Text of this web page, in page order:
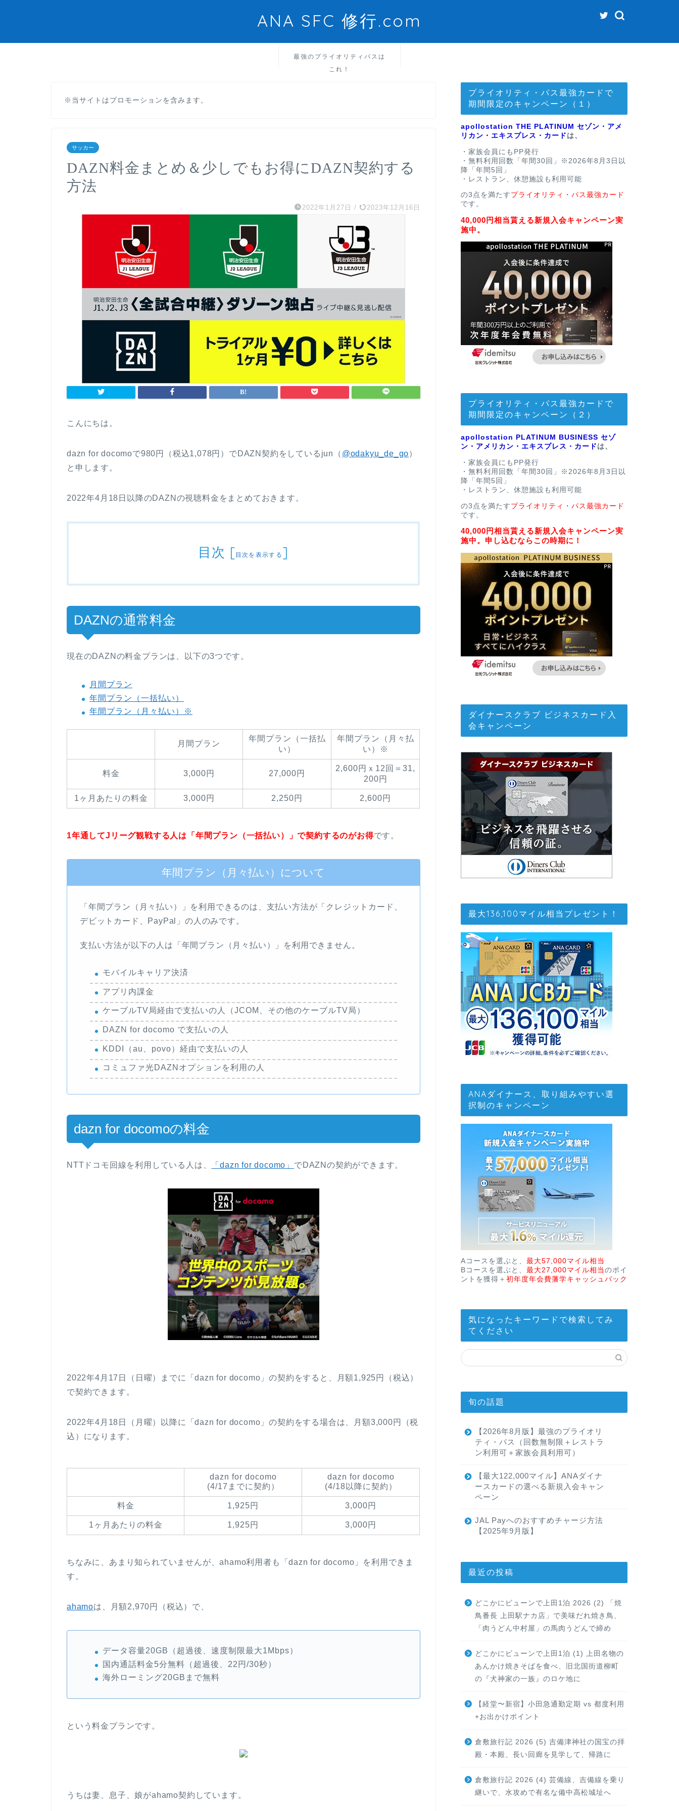
ANA SFC 修行.com
最強のプライオリティパスは
これ！
※当サイトはプロモーションを含みます。
サッカー
DAZN料金まとめ＆少しでもお得にDAZN契約する
方法
2022年1月27日 / 2023年12月16日
こんにちは。
dazn for docomoで980円（税込1,078円）でDAZN契約をしているjun（ @odakyu_de_go）
と申します。
2022年4月18日以降のDAZNの視聴料金をまとめておきます。
目次 [目次を表示する ]
DAZNの通常料金
現在のDAZNの料金プランは、以下の3つです。
月間プラン
年間プラン（一括払い）
年間プラン（月々払い）※
月間プラン
年間プラン（一括払
い）
年間プラン（月々払
い）※
料金 3,000円 27,000円
2,600円ｘ12回＝31,
200円
1ヶ月あたりの料金 3,000円 2,250円 2,600円
1年通してJリーグ観戦する人は「年間プラン（一括払い）」で契約するのがお得です。
年間プラン（月々払い）について
「年間プラン（月々払い）」を利用できるのは、支払い方法が「クレジットカード、
デビットカード、PayPal」の人のみです。
支払い方法が以下の人は「年間プラン（月々払い）」を利用できません。
モバイルキャリア決済
アプリ内課金
ケーブルTV局経由で支払いの人（JCOM、その他のケーブルTV局）
DAZN for docomo で支払いの人
KDDI（au、povo）経由で支払いの人
コミュファ光DAZNオプションを利用の人
dazn for docomoの料金
NTTドコモ回線を利用している人は、 「dazn for docomo」 でDAZNの契約ができます。
2022年4月17日（日曜）までに「dazn for docomo」の契約をすると、月額1,925円（税込）
で契約できます。
2022年4月18日（月曜）以降に「dazn for docomo」の契約をする場合は、月額3,000円（税
込）になります。
dazn for docomo
(4/17までに契約）
dazn for docomo
(4/18以降に契約）
料金 1,925円 3,000円
1ヶ月あたりの料金 1,925円 3,000円
ちなみに、あまり知られていませんが、ahamo利用者も「dazn for docomo」を利用できま
す。
ahamoは、月額2,970円（税込）で、
データ容量20GB（超過後、速度制限最大1Mbps）
国内通話料金5分無料（超過後、22円/30秒）
海外ローミング20GBまで無料
という料金プランです。
うちは妻、息子、娘がahamo契約しています。
プライオリティ・パス最強カードで
期間限定のキャンペーン（１）
apollostation THE PLATINUM セゾン・アメ
リカン・エキスプレス・カード は、
・家族会員にもPP発行
・無料利用回数「年間30回」※2026年8月3日以
降「年間5回」
・レストラン、休憩施設も利用可能
の3点を満たす プライオリティ・パス最強カード
です。
40,000円相当貰える新規入会キャンペーン実
施中。
プライオリティ・パス最強カードで
期間限定のキャンペーン（２）
apollostation PLATINUM BUSINESS セゾ
ン・アメリカン・エキスプレス・カード は、
・家族会員にもPP発行
・無料利用回数「年間30回」※2026年8月3日以
降「年間5回」
・レストラン、休憩施設も利用可能
の3点を満たす プライオリティ・パス最強カード
です。
40,000円相当貰える新規入会キャンペーン実
施中。申し込むならこの時期に！
ダイナースクラブ ビジネスカード入
会キャンペーン
最大136,100マイル相当プレゼント！
ANAダイナース、取り組みやすい選
択制のキャンペーン
Aコースを選ぶと、 最大57,000マイル相当
Bコースを選ぶと、 最大27,000マイル相当 のポイ
ントを獲得＋ 初年度年会費藩学キャッシュバック
気になったキーワードで検索してみ
てください
旬の話題
【2026年8月版】最強のプライオリ
ティ・パス（回数無制限＋レストラ
ン利用可＋家族会員利用可）
【最大122,000マイル】ANAダイナ
ースカードの選べる新規入会キャン
ペーン
JAL Payへのおすすめチャージ方法
【2025年9月版】
最近の投稿
どこかにビューンで上田1泊 2026 (2) 「焼
鳥番長 上田駅ナカ店」で美味だれ焼き鳥、
「肉うどん中村屋」の馬肉うどんで締め
どこかにビューンで上田1泊 (1) 上田名物の
あんかけ焼きそばを食べ、旧北国街道柳町
の『犬神家の一族』のロケ地に
【経堂〜新宿】小田急通勤定期 vs 都度利用
+お出かけポイント
倉敷旅行記 2026 (5) 吉備津神社の国宝の拝
殿・本殿、長い回廊を見学して、帰路に
倉敷旅行記 2026 (4) 芸備線、吉備線を乗り
継いで、水攻めで有名な備中高松城址へ